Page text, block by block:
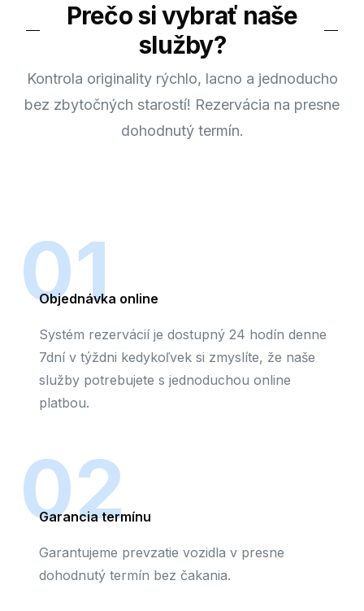
Prečo si vybrať naše
služby?
Kontrola originality rýchlo, lacno a jednoducho
bez zbytočných starostí! Rezervácia na presne
dohodnutý termín.
01
Objednávka online
Systém rezervácií je dostupný 24 hodín denne
7dní v týždni kedykoľvek si zmyslíte, že naše
služby potrebujete s jednoduchou online
platbou.
02
Garancia termínu
Garantujeme prevzatie vozidla v presne
dohodnutý termín bez čakania.